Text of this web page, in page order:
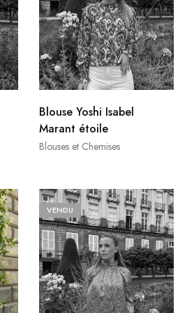
Blouses et Chemises
Blouse Yoshi Isabel
Marant étoile
VENDU